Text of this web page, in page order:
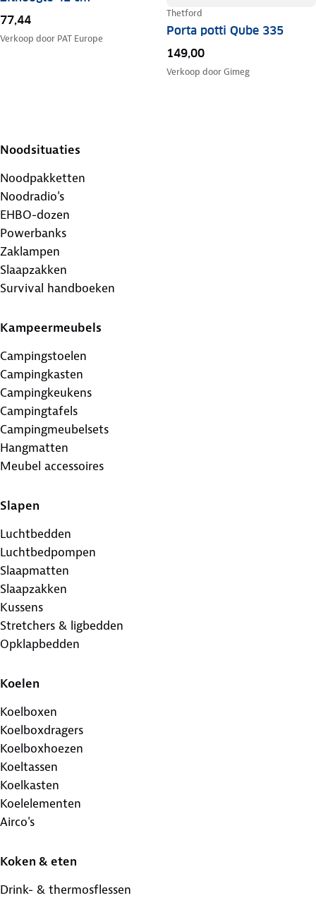
77,44
Verkoop door PAT Europe
Thetford
Porta potti Qube 335
149,00
Verkoop doorGimeg
Noodsituaties
Noodpakketten
Noodradio's
EHBO-dozen
Powerbanks
Zaklampen
Slaapzakken
Survival handboeken
Kampeermeubels
Campingstoelen
Campingkasten
Campingkeukens
Campingtafels
Campingmeubelsets
Hangmatten
Meubel accessoires
Slapen
Luchtbedden
Luchtbedpompen
Slaapmatten
Slaapzakken
Kussens
Stretchers & ligbedden
Opklapbedden
Koelen
Koelboxen
Koelboxdragers
Koelboxhoezen
Koeltassen
Koelkasten
Koelelementen
Airco's
Koken & eten
Drink- & thermosflessen